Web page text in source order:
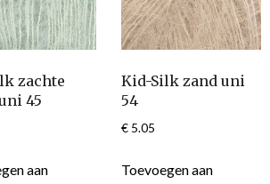
zachte
45
aan
Kid-Silk zand uni
54
€5.05
Toevoegen aan